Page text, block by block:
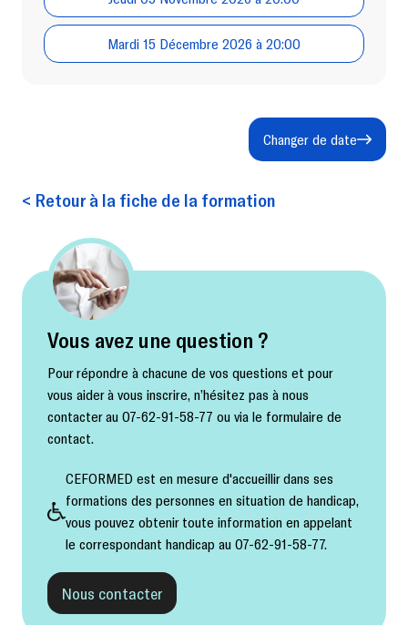
Mardi 15 Décembre 2026 à 20:00
Changer de date
< Retour à la fiche de la formation
Vous avez une question ?
Pour répondre à chacune de vos questions et pour
vous aider à vous inscrire, n’hésitez pas à nous
contacter au 07-62-91-58-77 ou via le formulaire de
contact.
CEFORMED est en mesure d'accueillir dans ses
formations des personnes en situation de handicap,
vous pouvez obtenir toute information en appelant
le correspondant handicap au 07-62-91-58-77.
Nous contacter